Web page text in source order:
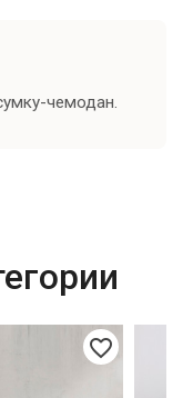
чемодан.
favorite_border